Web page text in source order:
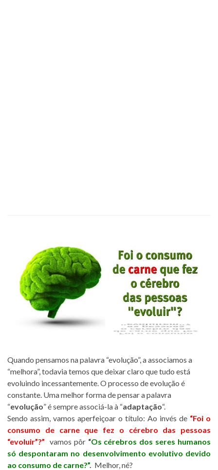
Quando pensamos na palavra “evolução”, a associamos a
“melhora”, todavia temos que deixar claro que tudo está
evoluindo incessantemente. O processo de evolução é
constante. Uma melhor forma de pensar a palavra
“evolução” é sempre associá-la à “adaptação“.
Sendo assim, vamos aperfeiçoar o título: Ao invés de “Foi o
consumo de carne que fez o cérebro das pessoas
“evoluir”?” vamos pôr “Os cérebros dos seres humanos
só despontaram no desenvolvimento evolutivo devido
ao consumo de carne?”. Melhor, né?